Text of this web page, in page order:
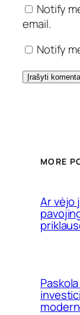
Notify
email.
Notify
MORE
Ar vėjo